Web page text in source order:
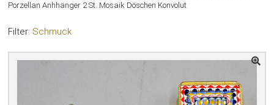
Porzellan Anhhänger 2 St. Mosaik Döschen Konvolut
Filter: Schmuck